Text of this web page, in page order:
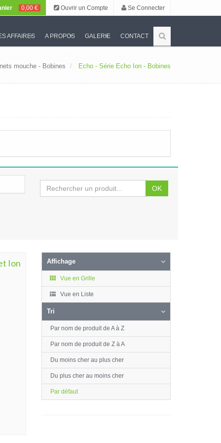
0,00 € Ouvrir un Compte Se Connecter
AFFAIRES A PROPOS GALERIE CONTACT
mouche - Bobines Echo - Série Echo Ion - Bobines
OK
Ion
Affichage
Vue en Grille
Vue en Liste
Tri
Par nom de produit de A à Z
Par nom de produit de Z à A
Du moins cher au plus cher
Du plus cher au moins cher
Par défaut